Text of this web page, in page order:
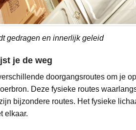
gedragen en innerlijk geleid
je de weg
doorgangsroutes om je
Deze fysieke routes
bijzondere routes. Het fysieke
elkaar.